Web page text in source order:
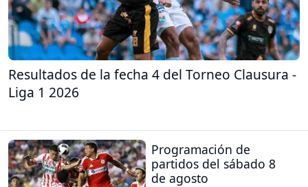
Resultados de la fecha 4 del Torneo Clausura -
Liga 1 2026
Programación de
partidos del sábado 8
de agosto